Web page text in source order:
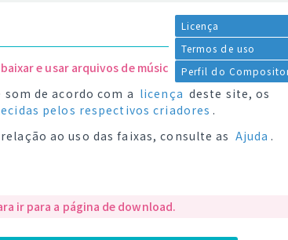
Licença
Termos de uso
Perfil do
e usar arquivos de música.
de acordo com a licença deste site, os
pelos respectivos criadores .
ao uso das faixas, consulte as Ajuda .
ir para a página de download.